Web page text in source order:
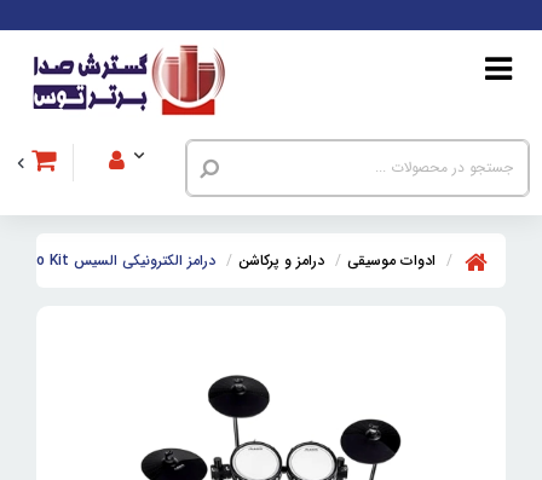
ادوات موسیقی درامز و پرکاشن درامز الکترونیکی السیس Alesis Nitro Pro Kit